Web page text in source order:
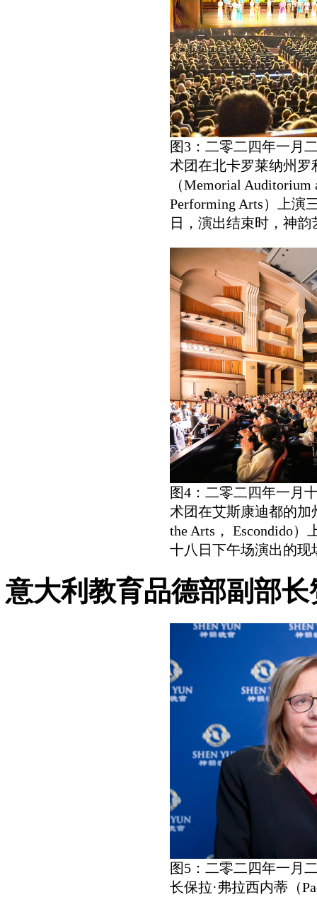
图3：二零二四年一月
术团在北卡罗莱纳州罗
（Memorial
Performing Arts）上演
日，演出结束时，神
图4：二零二四年一月
术团在艾斯康迪都的加
the Arts， Escondido
十八日下午场演出的现
意大利教育品德部副部
图5：二零二四年一月
长保拉·弗拉西内蒂（